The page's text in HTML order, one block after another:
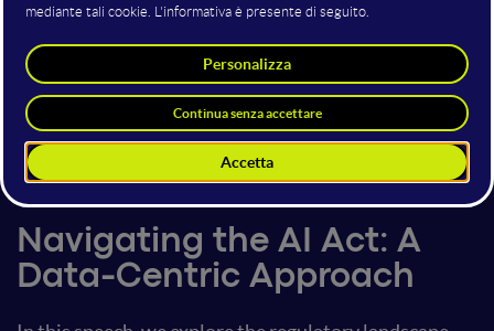
Co-founder and CEO
Clearbox AI
13 giugno 2024 12:50 - 13:30
Legal Tech
Navigating the AI Act: A
Data-Centric Approach